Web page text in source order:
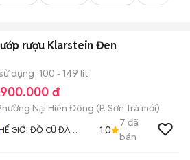
rượu Klarstein Đen
dụng 100 - 149 lít
đ
Nại Hiên Đông (P. Sơn Trà mới)
GIỚI ĐỒ CŨ ĐÀ
1.0
7 đã
bán